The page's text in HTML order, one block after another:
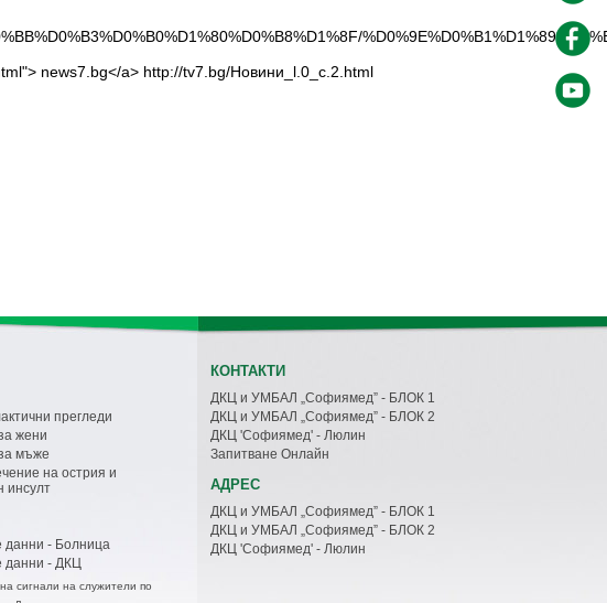
news7.bg</a> http://tv7.bg/Новини_l.0_c.2.html
прегледи
жени
мъже
на острия и
инсулт
данни - Болница
данни - ДКЦ
сигнали на служители по
КОНТАКТИ
ДКЦ и УМБАЛ „Софиямед” - БЛОК 1
ДКЦ и УМБАЛ „Софиямед” - БЛОК 2
ДКЦ 'Софиямед' - Люлин
Запитване Онлайн
АДРЕС
ДКЦ и УМБАЛ „Софиямед” - БЛОК 1
ДКЦ и УМБАЛ „Софиямед” - БЛОК 2
ДКЦ 'Софиямед' - Люлин